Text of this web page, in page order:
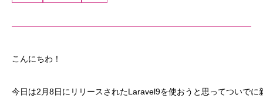
こんにちわ！
今日は2月8日にリリースされたLaravel9を使おうと思ってついで